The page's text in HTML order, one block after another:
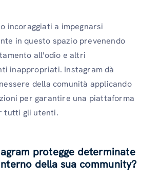
incoraggiati a impegnarsi
in questo spazio prevenendo
all'odio e altri
inappropriati. Instagram dà
della comunità applicando
per garantire una piattaforma
tutti gli utenti.
protegge determinate
della sua community?